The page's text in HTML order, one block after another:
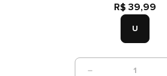
R$ 39,99
U
1